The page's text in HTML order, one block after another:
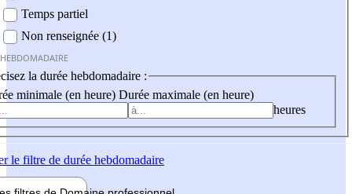
Temps partiel
Non renseignée (1)
la durée hebdomadaire :
minimale (en heure) Durée maximale (en heure)
heures
le filtre de durée hebdomadaire